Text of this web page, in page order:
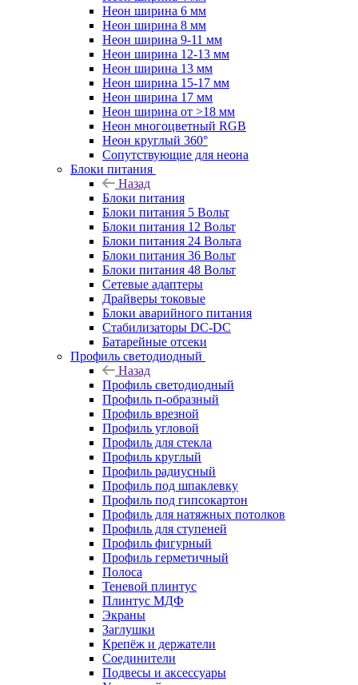
Неон ширина 6 мм
Неон ширина 8 мм
Неон ширина 9-11 мм
Неон ширина 12-13 мм
Неон ширина 13 мм
Неон ширина 15-17 мм
Неон ширина 17 мм
Неон ширина от >18 мм
Неон многоцветный RGB
Неон круглый 360°
Сопутствующие для неона
Блоки питания
Назад
Блоки питания
Блоки питания 5 Вольт
Блоки питания 12 Вольт
Блоки питания 24 Вольта
Блоки питания 36 Вольт
Блоки питания 48 Вольт
Сетевые адаптеры
Драйверы токовые
Блоки аварийного питания
Стабилизаторы DC-DC
Батарейные отсеки
Профиль светодиодный
Назад
Профиль светодиодный
Профиль п-образный
Профиль врезной
Профиль угловой
Профиль для стекла
Профиль круглый
Профиль радиусный
Профиль под шпаклевку
Профиль под гипсокартон
Профиль для натяжных потолков
Профиль для ступеней
Профиль фигурный
Профиль герметичный
Полоса
Теневой плинтус
Плинтус МДФ
Экраны
Заглушки
Крепёж и держатели
Соединители
Подвесы и аксессуары